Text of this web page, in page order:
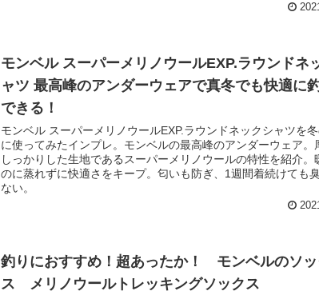
モンベル スーパーメリノウールEXP.ラウンドネ
ャツ 最高峰のアンダーウェアで真冬でも快適に
できる！
モンベル スーパーメリノウールEXP.ラウンドネックシャツを冬
に使ってみたインプレ。モンベルの最高峰のアンダーウェア。
しっかりした生地であるスーパーメリノウールの特性を紹介。
のに蒸れずに快適さをキープ。匂いも防ぎ、1週間着続けても
ない。
釣りにおすすめ！超あったか！ モンベルのソッ
ス メリノウールトレッキングソックス